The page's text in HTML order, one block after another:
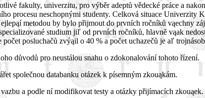
fakulty, univerzitu, pro výběr adeptů vědecké práce a
procesu neschopnými studenty. Celková situace Univerzity
metodou by bylo přijmout do prvních ročníků vąechny
studium jiľ od prvních ročníků, hlavně vąak
posluchačů zvýąil o 40 % a počet uchazečů je aľ
důvodů pro neustálou snahu o zdokonalování tohoto řízení.
společnou databanku otázek k písemným zkouąkám.
a podle ní modifikovat testy a otázky přijímacích zkouąek.